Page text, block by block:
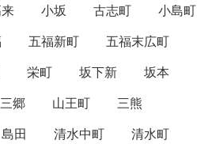
小坂 古志町
小島町
五福新町
五福末広町
栄町 坂下新
坂本
三郷 山王町
三熊
島田 清水中町
清水町